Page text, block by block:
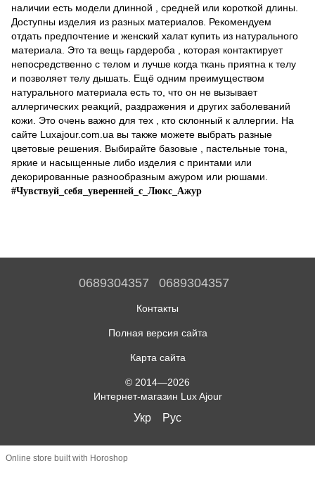
наличии есть модели длинной , средней или короткой длины.
Доступны изделия из разных материалов. Рекомендуем
отдать предпочтение и женский халат купить из натурального
материала. Это та вещь гардероба , которая контактирует
непосредственно с телом и лучше когда ткань приятна к телу
и позволяет телу дышать. Ещё одним преимуществом
натурального материала есть то, что он не вызывает
аллергических реакций, раздражения и других заболеваний
кожи. Это очень важно для тех , кто склонный к аллергии. На
сайте Luxajour.com.ua вы также можете выбрать разные
цветовые решения. Выбирайте базовые , пастельные тона,
яркие и насыщенные либо изделия с принтами или
декорированные разнообразным ажуром или рюшами.
#Чувствуй_себя_уверенней_с_Люкс_Ажур
0689304357 0689304357
Контакты
Полная версия сайта
Карта сайта
© 2014—2026
Интернет-магазин Lux Ajour
Укр Рус
Online store built with Horoshop